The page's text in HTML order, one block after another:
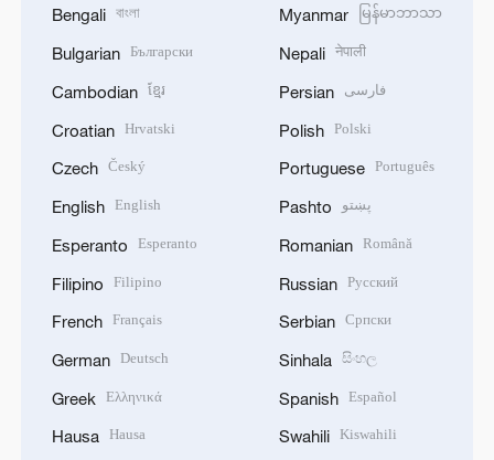
Bengali বাংলা
Bulgarian Български
Cambodian ខ្មែរ
Croatian Hrvatski
Czech Český
English English
Esperanto Esperanto
Filipino Filipino
French Français
German Deutsch
Greek Ελληνικά
Hausa Hausa
Myanmar မြန်မာဘာသာ
Nepali नेपाली
Persian فارسی
Polish Polski
Portuguese Português
Pashto پښتو
Romanian Română
Russian Русский
Serbian Српски
Sinhala සිංහල
Spanish Español
Swahili Kiswahili